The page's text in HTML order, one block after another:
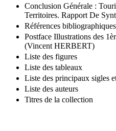
Conclusion Générale :
Territoires. Rapport De
Références bibliographiques
Postface Illustrations des
(Vincent HERBERT)
Liste des figures
Liste des tableaux
Liste des principaux sigles
Liste des auteurs
Titres de la collection